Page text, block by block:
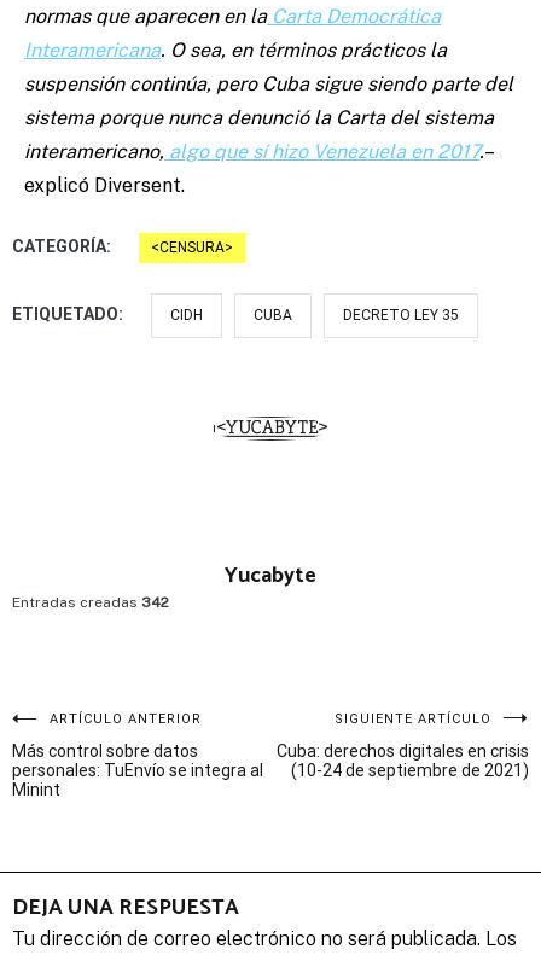
normas que aparecen en la Carta Democrática
Interamericana. O sea, en términos prácticos la
suspensión continúa, pero Cuba sigue siendo parte del
sistema porque nunca denunció la Carta del sistema
interamericano, algo que sí hizo Venezuela en 2017.–
explicó Diversent.
CATEGORÍA: CENSURA
ETIQUETADO: CIDH CUBA DECRETO LEY 35
Yucabyte
Entradas creadas 342
Navegación
de
ARTÍCULO ANTERIOR
Más control sobre datos
personales: TuEnvío se integra al
Minint
SIGUIENTE ARTÍCULO
Cuba: derechos digitales en crisis
(10-24 de septiembre de 2021)
DEJA UNA RESPUESTA
Tu dirección de correo electrónico no será publicada. Los